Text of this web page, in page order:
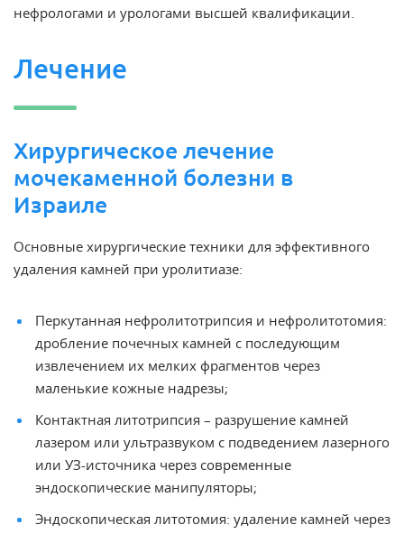
нефрологами и урологами высшей квалификации.
Лечение
Хирургическое лечение
мочекаменной болезни в
Израиле
Основные хирургические техники для эффективного
удаления камней при уролитиазе:
Перкутанная нефролитотрипсия и нефролитотомия:
дробление почечных камней с последующим
извлечением их мелких фрагментов через
маленькие кожные надрезы;
Контактная литотрипсия – разрушение камней
лазером или ультразвуком с подведением лазерного
или УЗ-источника через современные
эндоскопические манипуляторы;
Эндоскопическая литотомия: удаление камней через